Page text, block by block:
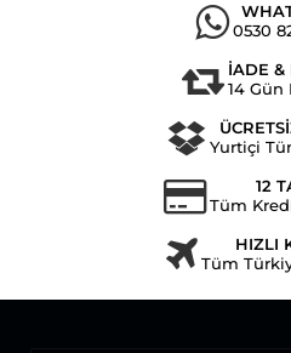
0530
İADE &
14 Gün
Yurtiçi
12
Tüm
HIZLI
Tüm